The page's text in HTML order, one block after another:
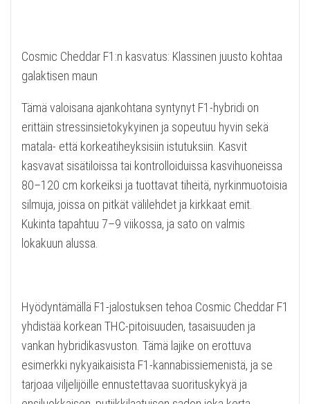
Cosmic Cheddar F1:n kasvatus: Klassinen juusto kohtaa
galaktisen maun
Tämä valoisana ajankohtana syntynyt F1-hybridi on
erittäin stressinsietokykyinen ja sopeutuu hyvin sekä
matala- että korkeatiheyksisiin istutuksiin. Kasvit
kasvavat sisätiloissa tai kontrolloiduissa kasvihuoneissa
80–120 cm korkeiksi ja tuottavat tiheitä, nyrkinmuotoisia
silmuja, joissa on pitkät välilehdet ja kirkkaat emit.
Kukinta tapahtuu 7–9 viikossa, ja sato on valmis
lokakuun alussa.
Hyödyntämällä F1-jalostuksen tehoa Cosmic Cheddar F1
yhdistää korkean THC-pitoisuuden, tasaisuuden ja
vankan hybridikasvuston. Tämä lajike on erottuva
esimerkki nykyaikaisista F1-kannabissiemenistä, ja se
tarjoaa viljelijöille ennustettavaa suorituskykyä ja